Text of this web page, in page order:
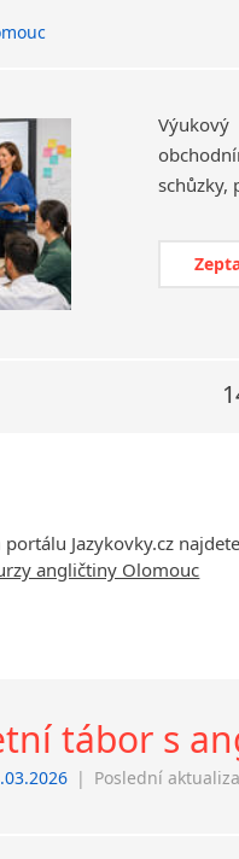
Jazykovky.cz
angličtiny Olomouc
tábor s
| Poslední